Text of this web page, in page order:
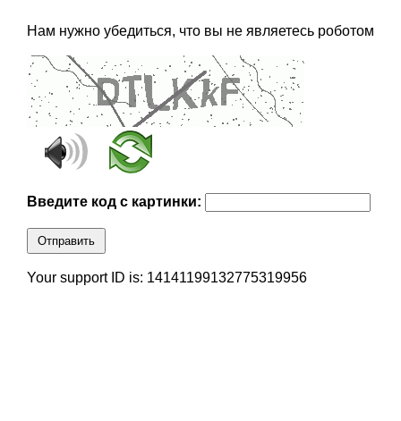
Нам нужно убедиться, что вы не являетесь роботом
Введите код с картинки:
Отправить
Your support ID is: 14141199132775319956